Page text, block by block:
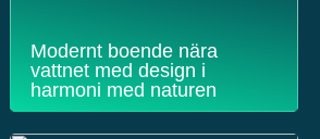
Modernt boende nära
vattnet med design i
harmoni med naturen